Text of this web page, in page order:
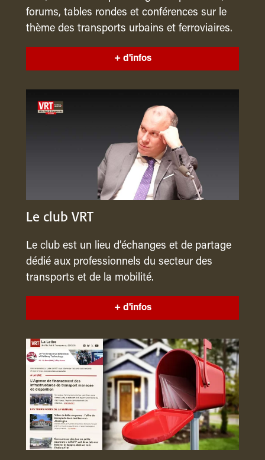
forums, tables rondes et conférences sur le
thème des transports urbains et ferroviaires.
+ d'infos
Le club VRT
Le club est un lieu d’échanges et de partage
dédié aux professionnels du secteur des
transports et de la mobilité.
+ d'infos